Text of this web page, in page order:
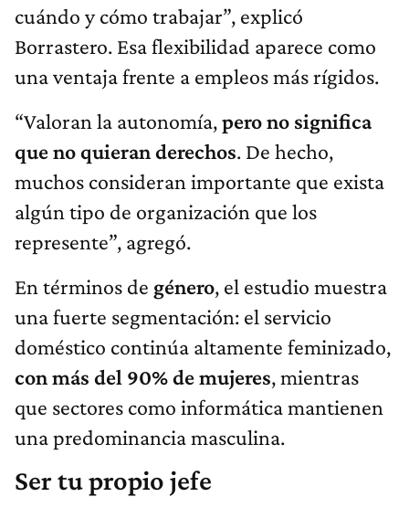
cuándo y cómo trabajar”, explicó
Borrastero. Esa flexibilidad aparece como
una ventaja frente a empleos más rígidos.
“Valoran la autonomía,pero no significa
que no quieran derechos. De hecho,
muchos consideran importante que exista
algún tipo de organización que los
represente”, agregó.
En términos de género, el estudio muestra
una fuerte segmentación: el servicio
doméstico continúa altamente feminizado,
con más del 90% de mujeres, mientras
que sectores como informática mantienen
una predominancia masculina.
Ser tu propio jefe